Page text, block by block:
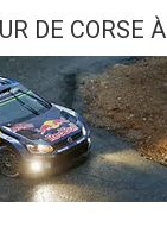
DE CORSE